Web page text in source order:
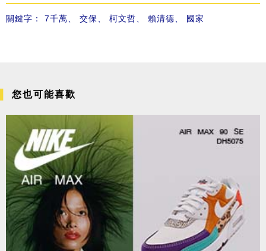
關鍵字： 7千萬 交保 柯文哲 賴清德 國家
您也可能喜歡